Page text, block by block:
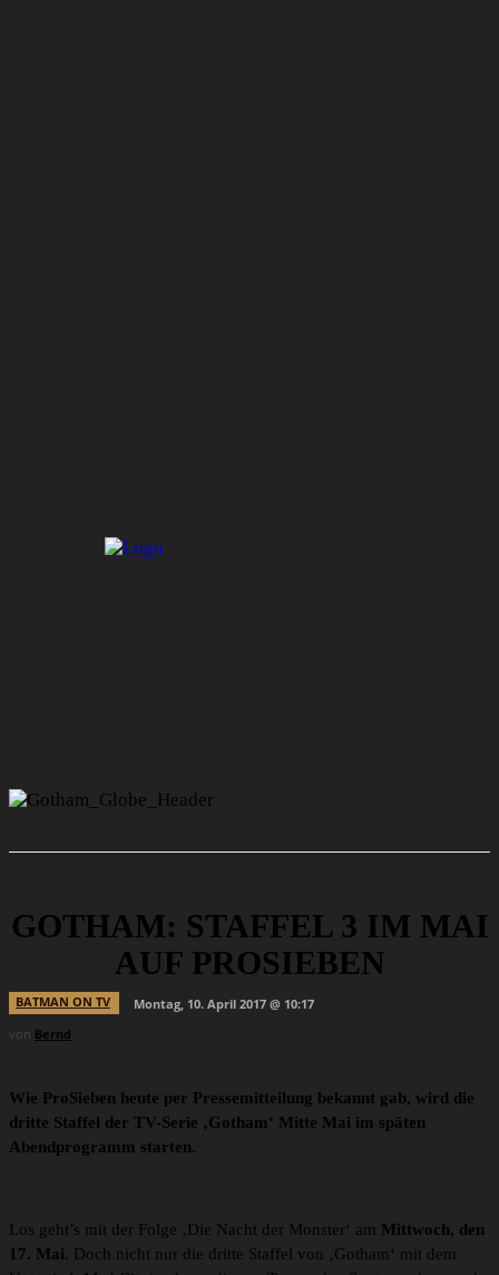
GOTHAM: STAFFEL 3 IM MAI
AUF PROSIEBEN
BATMAN ON TV
Montag, 10. April 2017 @ 10:17
von Bernd
Wie ProSieben heute per Pressemitteilung bekannt gab, wird die
dritte Staffel der TV-Serie ‚Gotham‘ Mitte Mai im späten
Abendprogramm starten.
Los geht’s mit der Folge ‚Die Nacht der Monster‘ am Mittwoch, den
17. Mai. Doch nicht nur die dritte Staffel von ‚Gotham‘ mit dem